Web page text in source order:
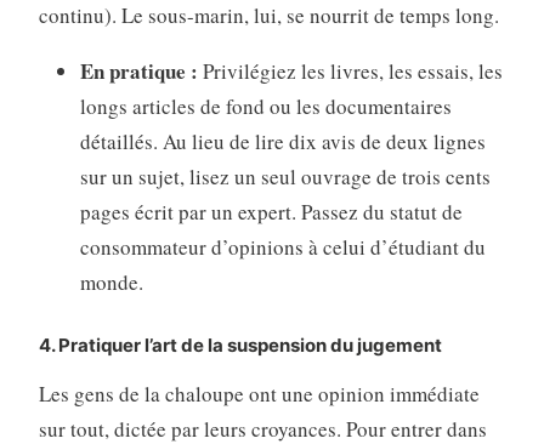
continu). Le sous-marin, lui, se nourrit de temps long.
En pratique : Privilégiez les livres, les essais, les
longs articles de fond ou les documentaires
détaillés. Au lieu de lire dix avis de deux lignes
sur un sujet, lisez un seul ouvrage de trois cents
pages écrit par un expert. Passez du statut de
consommateur d’opinions à celui d’étudiant du
monde.
4. Pratiquer l’art de la suspension du jugement
Les gens de la chaloupe ont une opinion immédiate
sur tout, dictée par leurs croyances. Pour entrer dans